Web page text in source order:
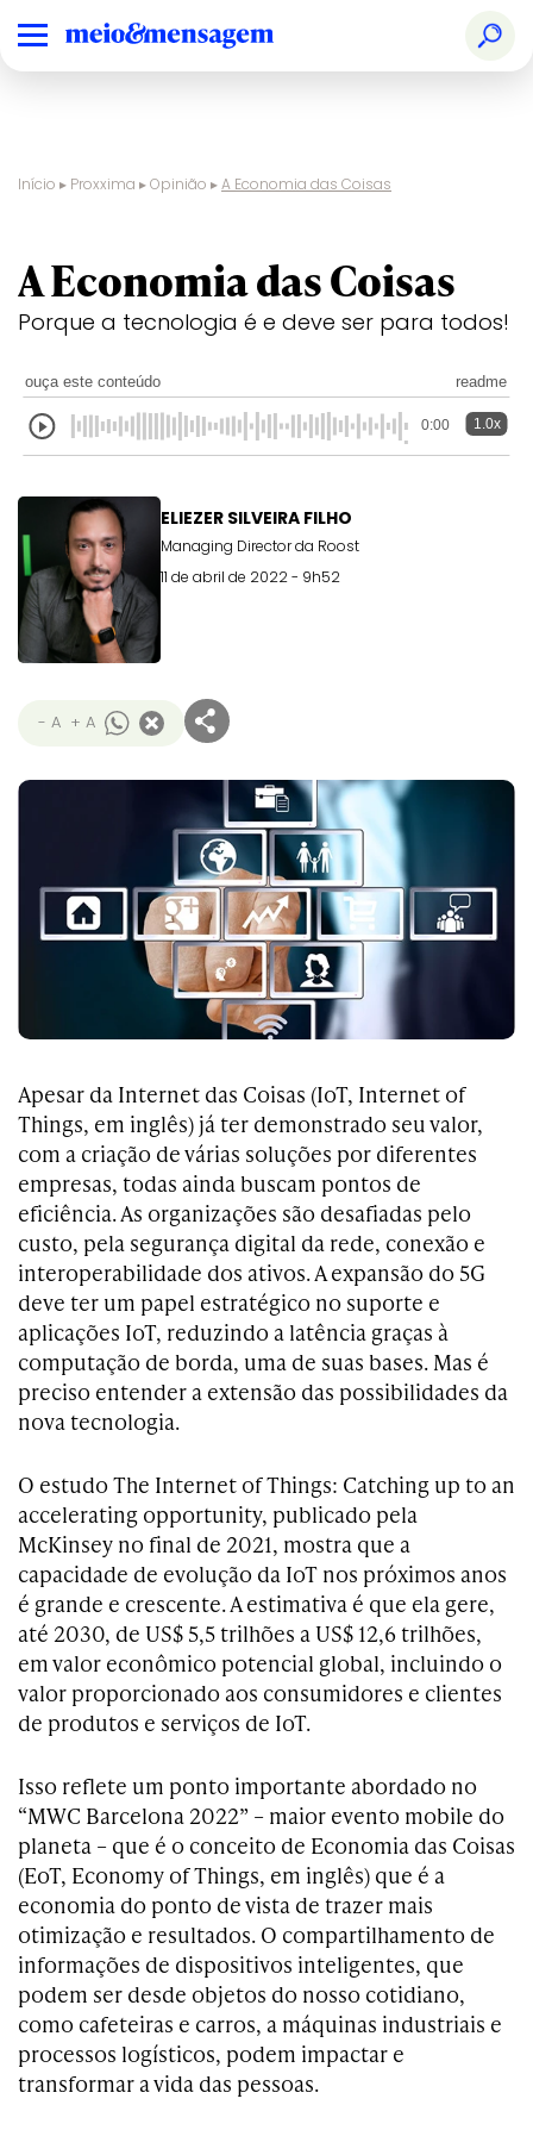
Início ▸ Proxxima ▸Opinião ▸A Economia das Coisas
A Economia das Coisas
Porque a tecnologia é e deve ser para todos!
ouça este conteúdo readme
0:00 1.0x
ELIEZER SILVEIRA FILHO
Managing Director da Roost
11 de abril de 2022 - 9h52
- A + A
Apesar da Internet das Coisas (IoT, Internet of
Things, em inglês) já ter demonstrado seu valor,
com a criação de várias soluções por diferentes
empresas, todas ainda buscam pontos de
eficiência. As organizações são desafiadas pelo
custo, pela segurança digital da rede, conexão e
interoperabilidade dos ativos. A expansão do 5G
deve ter um papel estratégico no suporte e
aplicações IoT, reduzindo a latência graças à
computação de borda, uma de suas bases. Mas é
preciso entender a extensão das possibilidades da
nova tecnologia.
O estudo The Internet of Things: Catching up to an
accelerating opportunity, publicado pela
McKinsey no final de 2021, mostra que a
capacidade de evolução da IoT nos próximos anos
é grande e crescente. A estimativa é que ela gere,
até 2030, de US$ 5,5 trilhões a US$ 12,6 trilhões,
em valor econômico potencial global, incluindo o
valor proporcionado aos consumidores e clientes
de produtos e serviços de IoT.
Isso reflete um ponto importante abordado no
“MWC Barcelona 2022” – maior evento mobile do
planeta – que é o conceito de Economia das Coisas
(EoT, Economy of Things, em inglês) que é a
economia do ponto de vista de trazer mais
otimização e resultados. O compartilhamento de
informações de dispositivos inteligentes, que
podem ser desde objetos do nosso cotidiano,
como cafeteiras e carros, a máquinas industriais e
processos logísticos, podem impactar e
transformar a vida das pessoas.